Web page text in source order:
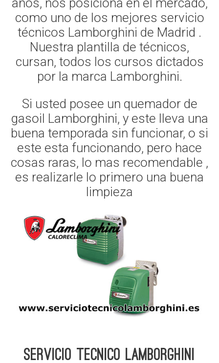
años, nos posiciona en el mercado,
como uno de los mejores servicio
técnicos Lamborghini de Madrid .
Nuestra plantilla de técnicos,
cursan, todos los cursos dictados
por la marca Lamborghini.
Si usted posee un quemador de
gasoil Lamborghini, y este lleva una
buena temporada sin funcionar, o si
este esta funcionando, pero hace
cosas raras, lo mas recomendable ,
es realizarle lo primero una buena
limpieza
Servicio Tecnico Lamborghini